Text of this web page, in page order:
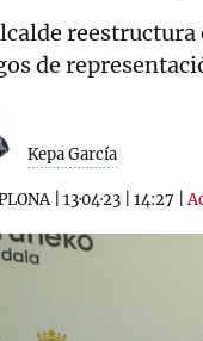
reestructura
de
Kepa García
| 13·04·23 14:27 |